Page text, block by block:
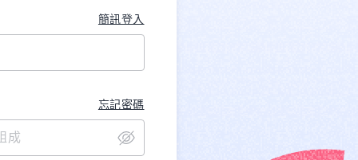
簡訊登入
忘記密碼